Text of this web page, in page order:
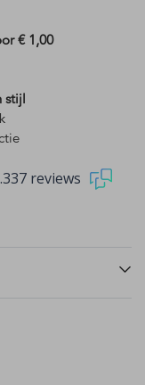
€ 1,00
stijl
reviews